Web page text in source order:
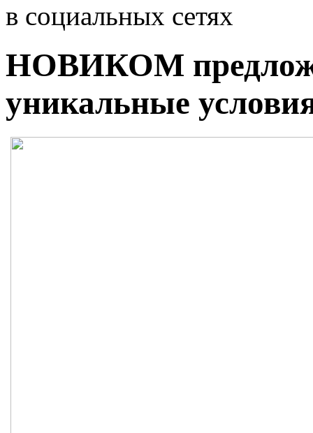
в социальных сетях
НОВИКОМ
уникальные